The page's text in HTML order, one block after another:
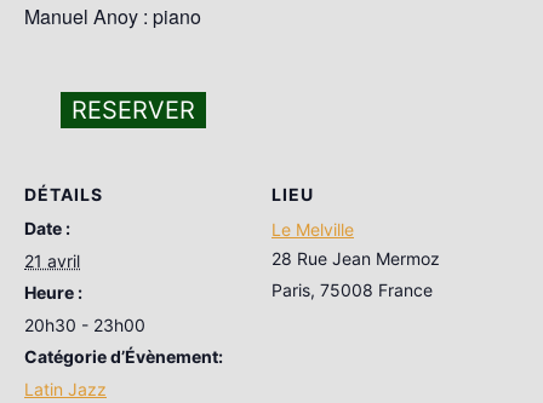
Manuel Anoy : piano
RESERVER
DÉTAILS
Date :
21 avril
Heure :
20h30 - 23h00
Catégorie d’Évènement:
Latin Jazz
LIEU
Le Melville
28 Rue Jean Mermoz
Paris, 75008 France